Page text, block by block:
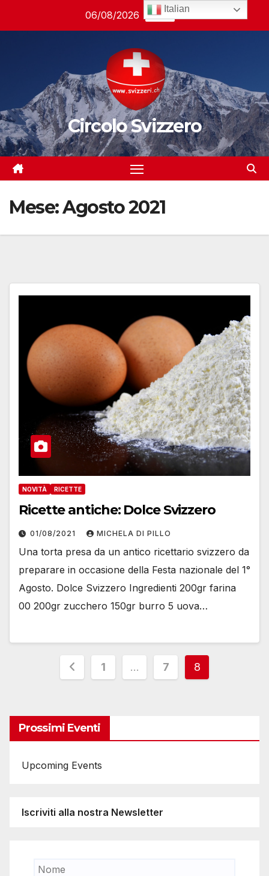
06/08/2026 23:58
Circolo Svizzero
Mese:Agosto 2021
NOVITÀ RICETTE
Ricette antiche: Dolce Svizzero
01/08/2021 MICHELA DI PILLO
Una torta presa da un antico ricettario svizzero da
preparare in occasione della Festa nazionale del 1°
Agosto. Dolce Svizzero Ingredienti 200gr farina
00 200gr zucchero 150gr burro 5 uova…
Paginazione
articoli
1 … 7 8
Prossimi Eventi
Upcoming Events
Iscriviti alla nostra Newsletter
Italian